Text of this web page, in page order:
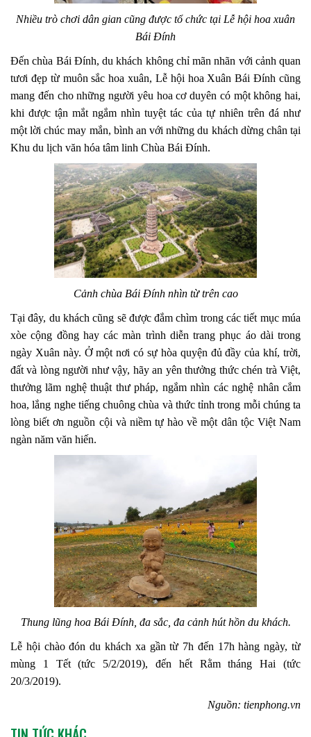
Nhiều trò chơi dân gian cũng được tổ chức tại Lễ hội hoa xuân
Bái Đính
Đến chùa Bái Đính, du khách không chỉ mãn nhãn với cảnh quan
tươi đẹp từ muôn sắc hoa xuân, Lễ hội hoa Xuân Bái Đính cũng
mang đến cho những người yêu hoa cơ duyên có một không hai,
khi được tận mắt ngắm nhìn tuyệt tác của tự nhiên trên đá như
một lời chúc may mắn, bình an với những du khách dừng chân tại
Khu du lịch văn hóa tâm linh Chùa Bái Đính.
Cảnh chùa Bái Đính nhìn từ trên cao
Tại đây, du khách cũng sẽ được đắm chìm trong các tiết mục múa
xòe cộng đồng hay các màn trình diễn trang phục áo dài trong
ngày Xuân này. Ở một nơi có sự hòa quyện đủ đầy của khí, trời,
đất và lòng người như vậy, hãy an yên thưởng thức chén trà Việt,
thưởng lãm nghệ thuật thư pháp, ngắm nhìn các nghệ nhân cắm
hoa, lắng nghe tiếng chuông chùa và thức tỉnh trong mỗi chúng ta
lòng biết ơn nguồn cội và niềm tự hào về một dân tộc Việt Nam
ngàn năm văn hiến.
Thung lũng hoa Bái Đính, đa sắc, đa cảnh hút hồn du khách.
Lễ hội chào đón du khách xa gần từ 7h đến 17h hàng ngày, từ
mùng 1 Tết (tức 5/2/2019), đến hết Rằm tháng Hai (tức
20/3/2019).
Nguồn: tienphong.vn